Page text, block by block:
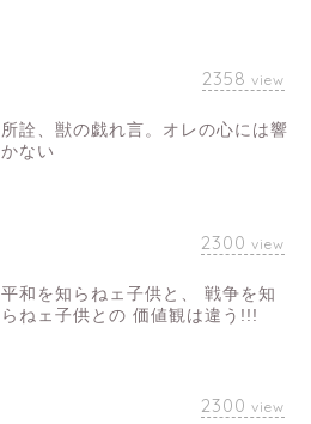
2358 view
所詮、獣の戯れ言。オレの心には響
かない
2300 view
平和を知らねェ子供と、 戦争を知
らねェ子供との 価値観は違う!!!
2300 view